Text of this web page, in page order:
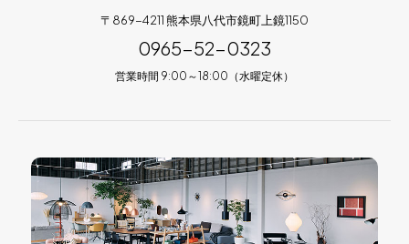
〒869-4211 熊本県八代市鏡町上鏡1150
0965-52-0323
営業時間 9:00～18:00（水曜定休）